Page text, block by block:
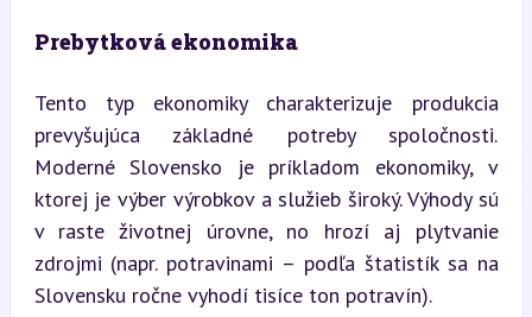
Prebytková ekonomika
Tento typ ekonomiky charakterizuje produkcia
prevyšujúca základné potreby spoločnosti.
Moderné Slovensko je príkladom ekonomiky, v
ktorej je výber výrobkov a služieb široký. Výhody sú
v raste životnej úrovne, no hrozí aj plytvanie
zdrojmi (napr. potravinami – podľa štatistík sa na
Slovensku ročne vyhodí tisíce ton potravín).